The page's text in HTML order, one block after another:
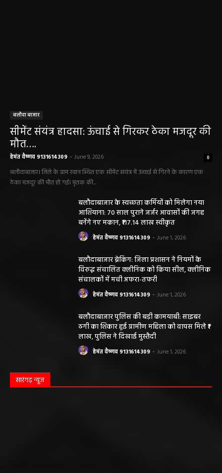
बलौदा बाजार
सीमेंट संयंत्र हादसा: ऊंचाई से गिरकर ठेका मजदूर की
मौत….
हेमंत वैष्णव 9131614309 - June 9, 2026 0
बलौदाबाजार। जिले के ग्राम रवान स्थित एक सीमेंट संयंत्र में ऊंचाई से गिरने के कारण एक
ठेका मजदूर की मौत हो गई। मृतक की...
बलौदाबाजार के स्वच्छता कर्मियों को मिलेगा नया
आशियाना: 70 साल पुराने जर्जर आवासों की जगह
बनेंगे नए मकान, ₹117.14 लाख स्वीकृत
हेमंत वैष्णव 9131614309 - June 1, 2026
बलौदाबाजार ब्रेकिंग: जिला प्रशासन ने नियमों के
विरुद्ध संचालित क्लीनिक को किया सील, क्लीनिक
संचालकों में मची अफरा-तफरी
हेमंत वैष्णव 9131614309 - June 1, 2026
बलौदाबाजार पुलिस की बड़ी कामयाबी: साइबर
ठगी का शिकार हुई ग्रामीण महिला को वापस मिले ₹1
लाख, पुलिस ने दिखाई मुस्तैदी
हेमंत वैष्णव 9131614309 - June 1, 2026
सारंगढ़ न्यूज़